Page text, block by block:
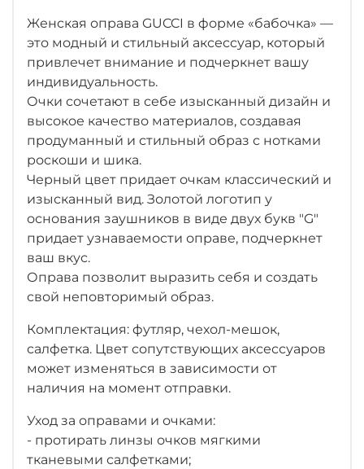
Женская оправа GUCCI в форме «бабочка» —
это модный и стильный аксессуар, который
привлечет внимание и подчеркнет вашу
индивидуальность.
Очки сочетают в себе изысканный дизайн и
высокое качество материалов, создавая
продуманный и стильный образ с нотками
роскоши и шика.
Черный цвет придает очкам классический и
изысканный вид. Золотой логотип у
основания заушников в виде двух букв "G"
придает узнаваемости оправе, подчеркнет
ваш вкус.
Оправа позволит выразить себя и создать
свой неповторимый образ.
Комплектация: футляр, чехол-мешок,
салфетка. Цвет сопутствующих аксессуаров
может изменяться в зависимости от
наличия на момент отправки.
Уход за оправами и очками:
- протирать линзы очков мягкими
тканевыми салфетками;